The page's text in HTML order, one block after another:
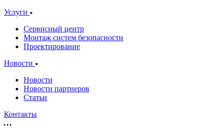
Услуги
Сервисный центр
Монтаж систем безопасности
Проектирование
Новости
Новости
Новости партнеров
Статьи
Контакты